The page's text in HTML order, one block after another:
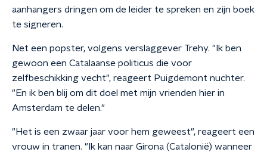
aanhangers dringen om de leider te spreken en zijn boek
te signeren.
Net een popster, volgens verslaggever Trehy. "Ik ben
gewoon een Catalaanse politicus die voor
zelfbeschikking vecht", reageert Puigdemont nuchter.
"En ik ben blij om dit doel met mijn vrienden hier in
Amsterdam te delen."
"Het is een zwaar jaar voor hem geweest", reageert een
vrouw in tranen. "Ik kan naar Girona (Catalonië) wanneer